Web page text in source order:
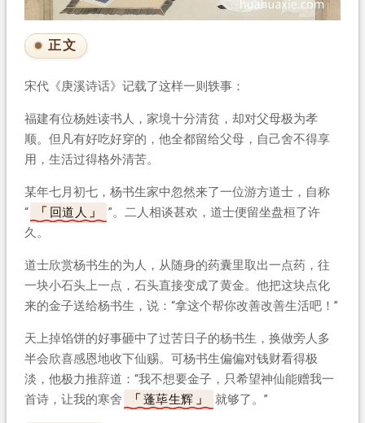
正文
宋代《庚溪诗话》记载了这样一则轶事：
福建有位杨姓读书人，家境十分清贫，却对父母极为孝
顺。但凡有好吃好穿的，他全都留给父母，自己舍不得享
用，生活过得格外清苦。
某年七月初七，杨书生家中忽然来了一位游方道士，自称
“
回道人
”。二人相谈甚欢，道士便留坐盘桓了许
久。
道士欣赏杨书生的为人，从随身的药囊里取出一点药，往
一块小石头上一点，石头直接变成了黄金。他把这块点化
来的金子送给杨书生，说：“拿这个帮你改善改善生活吧！”
天上掉馅饼的好事砸中了过苦日子的杨书生，换做旁人多
半会欣喜感恩地收下仙赐。可杨书生偏偏对钱财看得极
淡，他极力推辞道：“我不想要金子，只希望神仙能赠我一
首诗，让我的寒舍
蓬荜生辉 就够了。”